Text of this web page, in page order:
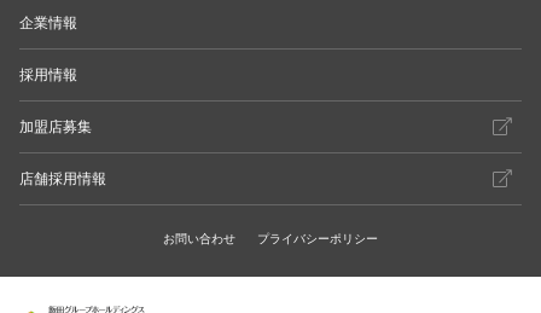
企業情報
採用情報
加盟店募集
店舗採用情報
お問い合わせ プライバシーポリシー